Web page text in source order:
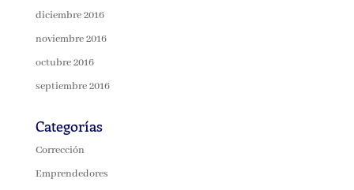
diciembre 2016
noviembre 2016
octubre 2016
septiembre 2016
Categorías
Corrección
Emprendedores